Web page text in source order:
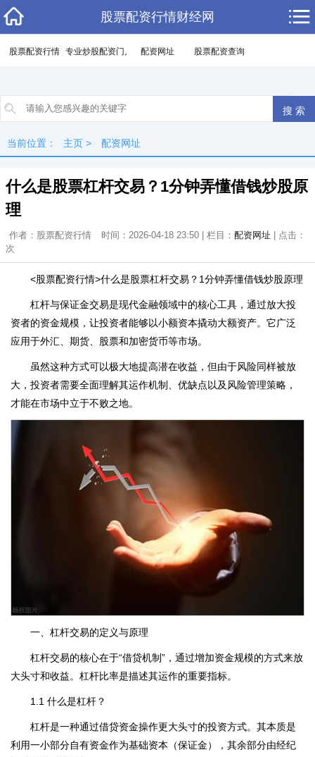
股票配资行情财经网
股票配资行情 专业炒股配资门户 配资网址 股票配资查询
当前位置： 主页 > 配资网址
什么是股票杠杆交易？1分钟弄懂借钱炒股原
理
作者：股票配资行情 时间：2026-04-18 23:50 | 栏目： 配资网址 | 点击：
次
<股票配资行情>什么是股票杠杆交易？1分钟弄懂借钱炒股原理
杠杆与保证金交易是现代金融领域中的核心工具，通过放大投
资者的资金规模，让投资者能够以小额资本撬动大额资产。它广泛
应用于外汇、期货、股票和加密货币等市场。
虽然这种方式可以极大地提高潜在收益，但由于风险同样被放
大，投资者需要全面理解其运作机制、优缺点以及风险管理策略，
才能在市场中立于不败之地。
一、杠杆交易的定义与原理
杠杆交易的核心在于“借贷机制”，通过增加资金规模的方式来放
大头寸和收益。杠杆比率是描述其运作的重要指标。
1.1 什么是杠杆？
杠杆是一种通过借贷资金操作更大头寸的投资方式。其本质是
利用一小部分自有资金作为基础资本（保证金），其余部分由经纪